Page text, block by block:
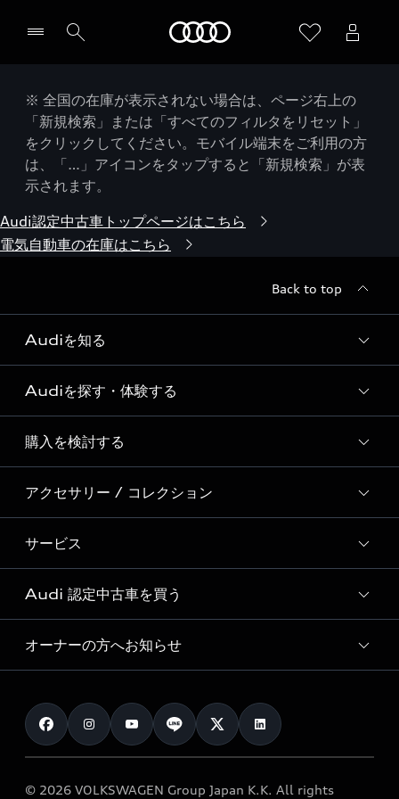
※ 全国の在庫が表示されない場合は、ページ右上の
「新規検索」または「すべてのフィルタをリセット」
をクリックしてください。モバイル端末をご利用の方
は、「…」アイコンをタップすると「新規検索」が表
示されます。
Audi認定中古車トップページはこちら
電気自動車の在庫はこちら
Back to top
Audiを知る
Audi ブランド
Story of Progress
Audi Sport
Formula 1®
デジタルサービス
Audiを探す・体験する
ディーラー検索
新車在庫検索
試乗車・展示車検索
見積り依頼
試乗予約
購入を検討する
モデル一覧
特別仕様モデル / 限定モデル
e-tronラインアップ
価格シミュレーション
車両比較
カタログ一覧
アクセサリー / コレクション
純正アクセサリー
オンラインショップ
Audi collection
アウディナビアプリ
サービス
サービス入庫予約
サービスプログラム
メンテナンス
車検 / 定期点検
e-tronアフターサポート
Audi 認定中古車を買う
Audi認定中古車
クオリティ
保証
メンテナンス
オーナーの方へお知らせ
お知らせ
オーナー様向けキャンペーン
© 2026 VOLKSWAGEN Group Japan K.K. All rights